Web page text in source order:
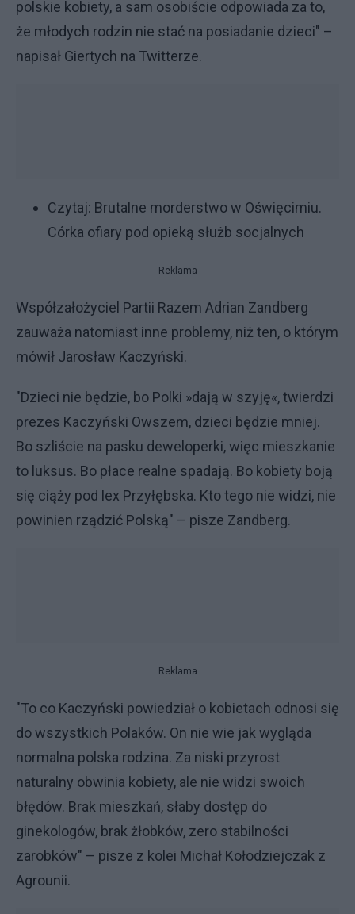
polskie kobiety, a sam osobiście odpowiada za to,
że młodych rodzin nie stać na posiadanie dzieci" –
napisał Giertych na Twitterze.
Czytaj: Brutalne morderstwo w Oświęcimiu.
Córka ofiary pod opieką służb socjalnych
Reklama
Współzałożyciel Partii Razem Adrian Zandberg
zauważa natomiast inne problemy, niż ten, o którym
mówił Jarosław Kaczyński.
"Dzieci nie będzie, bo Polki »dają w szyję«, twierdzi
prezes Kaczyński Owszem, dzieci będzie mniej.
Bo szliście na pasku deweloperki, więc mieszkanie
to luksus. Bo płace realne spadają. Bo kobiety boją
się ciąży pod lex Przyłębska. Kto tego nie widzi, nie
powinien rządzić Polską" – pisze Zandberg.
Reklama
"To co Kaczyński powiedział o kobietach odnosi się
do wszystkich Polaków. On nie wie jak wygląda
normalna polska rodzina. Za niski przyrost
naturalny obwinia kobiety, ale nie widzi swoich
błędów. Brak mieszkań, słaby dostęp do
ginekologów, brak żłobków, zero stabilności
zarobków" – pisze z kolei Michał Kołodziejczak z
Agrounii.